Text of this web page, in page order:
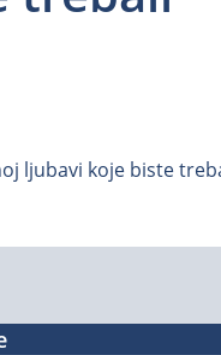
ljubavi koje biste